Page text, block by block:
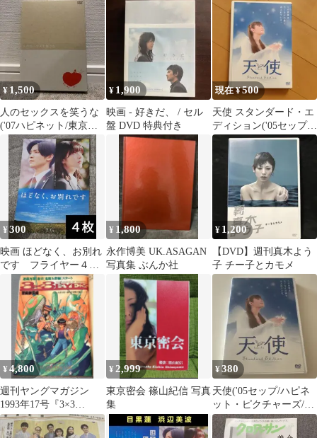
¥ 1,500
人のセックスを笑うな
('07ハピネット/東京テ
アトル/WOWOW)〈2枚
組〉
¥ 1,900
映画 - 好きだ、 / セル
盤 DVD 特典付き
現在 ¥500
天使 スタンダード・エ
ディション('05セップ/
ハピネット・ピクチャ
ーズ/アド…
¥300
映画 ほどなく、お別れ
です フライヤー４枚
セット
¥ 1,800
永作博美 UK.ASAGAN
写真集 ぶんか社
¥ 1,200
【DVD】週刊真木よう
子 チー子とカモメ
¥4,800
週刊ヤングマガジン
1993年17号『3×3
EYES』巻頭カラー/高
田裕三
¥2,999
東京密会 篠山紀信 写真
集
¥380
天使('05セップ/ハピネ
ット・ピクチャーズ/ア
ドギア)